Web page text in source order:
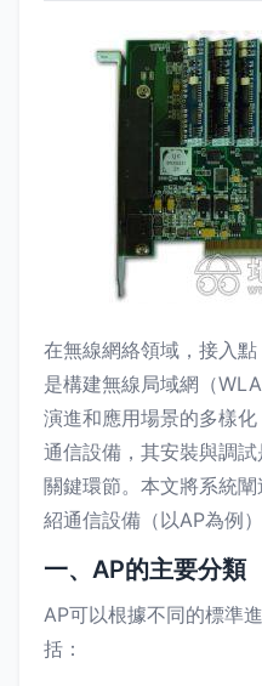
在無線網絡領域，接入
是構建無線局域網（
演進和應用場景的多樣
通信設備，其安裝與調
關鍵環節。本文將系統
紹通信設備（以AP為例
一、AP的主要分類
AP可以根據不同的標準
括：